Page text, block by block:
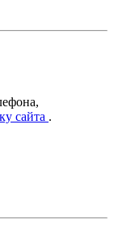
сайта .